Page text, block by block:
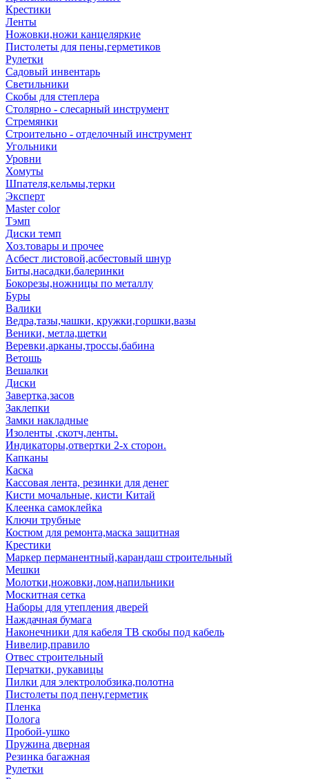
Крестики
Ленты
Ножовки,ножи канцеляркие
Пистолеты для пены,герметиков
Рулетки
Садовый инвентарь
Светильники
Скобы для степлера
Столярно - слесарный инструмент
Стремянки
Строительно - отделочный инструмент
Угольники
Уровни
Хомуты
Шпателя,кельмы,терки
Эксперт
Master color
Тэмп
Диски темп
Хоз.товары и прочее
Асбест листовой,асбестовый шнур
Биты,насадки,балеринки
Бокорезы,ножницы по металлу
Буры
Валики
Ведра,тазы,чашки, кружки,горшки,вазы
Веники, метла,щетки
Веревки,арканы,троссы,бабина
Ветошь
Вешалки
Диски
Завертка,засов
Заклепки
Замки накладные
Изоленты ,скотч,ленты.
Индикаторы,отвертки 2-х сторон.
Капканы
Каска
Кассовая лента, резинки для денег
Кисти мочальные, кисти Китай
Клеенка самоклейка
Ключи трубные
Костюм для ремонта,маска защитная
Крестики
Маркер перманентный,карандаш строительный
Мешки
Молотки,ножовки,лом,напильники
Москитная сетка
Наборы для утепления дверей
Наждачная бумага
Наконечники для кабеля ТВ скобы под кабель
Нивелир,правило
Отвес строительный
Перчатки, рукавицы
Пилки для электролобзика,полотна
Пистолеты под пену,герметик
Пленка
Полога
Пробой-ушко
Пружина дверная
Резинка багажная
Рулетки